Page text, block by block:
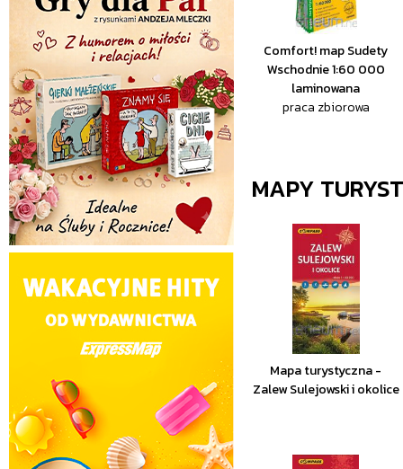
Comfort! map Sudety
Wschodnie 1:60 000
laminowana
praca zbiorowa
MAPY
Mapa turystyczna -
Zalew Sulejowski i okolice